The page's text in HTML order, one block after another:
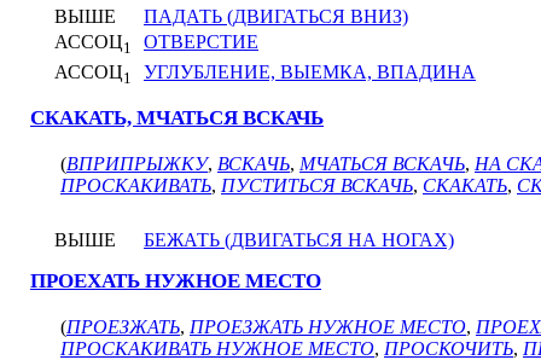
ВЫШЕ
ПАДАТЬ (ДВИГАТЬСЯ ВНИЗ)
АССОЦ1
ОТВЕРСТИЕ
АССОЦ1 УГЛУБЛЕНИЕ, ВЫЕМКА, ВПАДИНА
СКАКАТЬ, МЧАТЬСЯ ВСКАЧЬ
(ВПРИПРЫЖКУ, ВСКАЧЬ, МЧАТЬСЯ ВСКАЧЬ, НА
ПРОСКАКИВАТЬ, ПУСТИТЬСЯ ВСКАЧЬ, СКАКАТЬ,
ВЫШЕ БЕЖАТЬ (ДВИГАТЬСЯ НА НОГАХ)
ПРОЕХАТЬ НУЖНОЕ МЕСТО
(ПРОЕЗЖАТЬ, ПРОЕЗЖАТЬ НУЖНОЕ МЕСТО,
ПРОСКАКИВАТЬ НУЖНОЕ МЕСТО, ПРОСКОЧИТЬ,